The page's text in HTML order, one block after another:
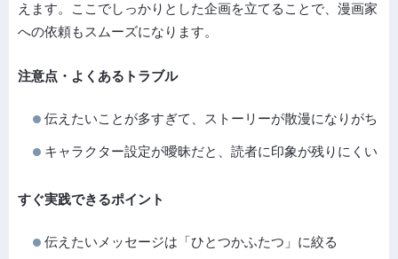
えます。ここでしっかりとした企画を立てることで、漫画家
への依頼もスムーズになります。
注意点・よくあるトラブル
伝えたいことが多すぎて、ストーリーが散漫になりがち
キャラクター設定が曖昧だと、読者に印象が残りにくい
すぐ実践できるポイント
伝えたいメッセージは「ひとつかふたつ」に絞る